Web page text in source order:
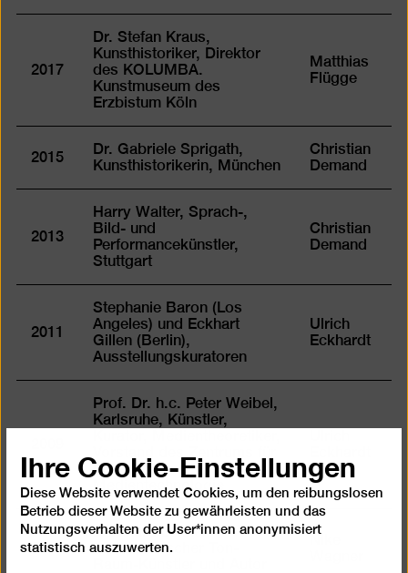
2017
Dr. Stefan Kraus,
Kunsthistoriker, Direktor
des KOLUMBA.
Kunstmuseum des
Erzbistum Köln
Matthias
Flügge
2015
Dr. Gabriele Sprigath,
Kunsthistorikerin, München
Christian
Demand
2013
Harry Walter, Sprach-,
Bild- und
Performancekünstler,
Stuttgart
Christian
Demand
2011
Stephanie Baron (Los
Angeles) und Eckhart
Gillen (Berlin),
Ausstellungskuratoren
Ulrich
Eckhardt
Prof. Dr. h.c. Peter Weibel,
Karlsruhe, Künstler,
Kunst und
Medientechnologie
2007
Bernhard Leitner,
österreichischer Ton-
Nike
Ihre Cookie-Einstellungen
Diese Website verwendet Cookies, um den reibungslosen
Betrieb dieser Website zu gewährleisten und das
Nutzungsverhalten der User*innen anonymisiert
statistisch auszuwerten.